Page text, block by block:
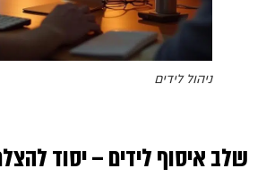
ניהול לידים
שלב איסוף לידים – יסוד